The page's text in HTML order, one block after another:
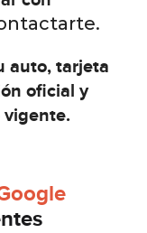
auto, tarjeta
oficial y
vigente.